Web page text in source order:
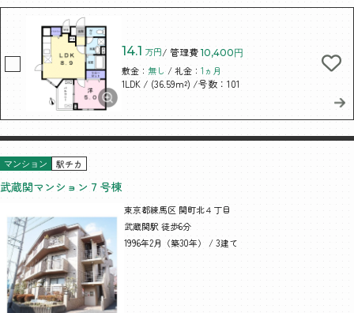
14.1 万円/ 管理費 10,400円
敷金： 無し / 礼金：1ヵ月
1LDK / (36.59m²) /号数：101
マンション 駅チカ
武蔵関マンション７号棟
東京都練馬区 関町北４丁目
武蔵関駅 徒歩6分
1996年2月（築30年） / 3建て